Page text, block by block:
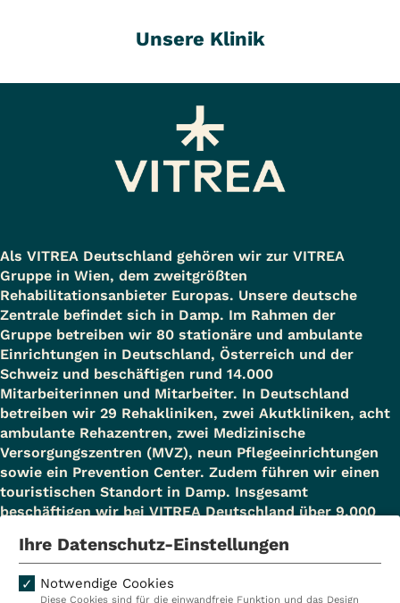
Unsere Klinik
Als VITREA Deutschland gehören wir zur VITREA
Gruppe in Wien, dem zweitgrößten
Rehabilitationsanbieter Europas. Unsere deutsche
Zentrale befindet sich in Damp. Im Rahmen der
Gruppe betreiben wir 80 stationäre und ambulante
Einrichtungen in Deutschland, Österreich und der
Schweiz und beschäftigen rund 14.000
Mitarbeiterinnen und Mitarbeiter. In Deutschland
betreiben wir 29 Rehakliniken, zwei Akutkliniken, acht
ambulante Rehazentren, zwei Medizinische
Versorgungszentren (MVZ), neun Pflegeeinrichtungen
sowie ein Prevention Center. Zudem führen wir einen
touristischen Standort in Damp. Insgesamt
beschäftigen wir bei VITREA Deutschland über 9.000
Ihre Datenschutz-Einstellungen
Notwendige Cookies
Diese Cookies sind für die einwandfreie Funktion und das Design